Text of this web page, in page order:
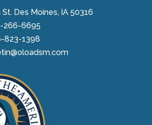
2 3 4 5
St. Des Moines, IA 50316
266-6695
823-1398